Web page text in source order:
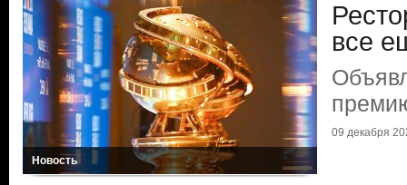
Новость
все
09 декабря